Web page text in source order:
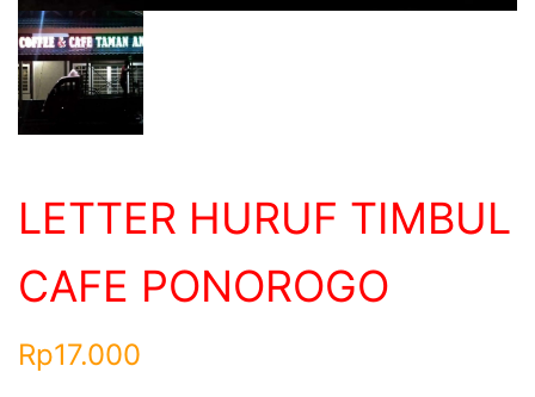
LETTER HURUF TIMBUL
CAFE PONOROGO
Rp17.000